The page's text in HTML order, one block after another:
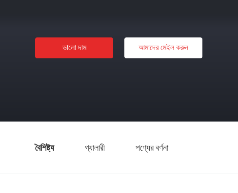
ভালো দাম আমাদের মেইল ​​করুন
বৈশিষ্ট্য গ্যালারী পণ্যের বর্ণনা